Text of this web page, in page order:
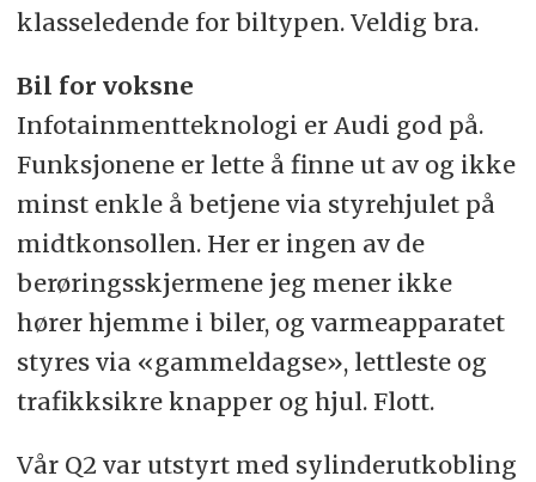
klasseledende for biltypen. Veldig bra.
Bil for voksne
Infotainmentteknologi er Audi god på.
Funksjonene er lette å finne ut av og ikke
minst enkle å betjene via styrehjulet på
midtkonsollen. Her er ingen av de
berøringsskjermene jeg mener ikke
hører hjemme i biler, og varmeapparatet
styres via «gammeldagse», lettleste og
trafikksikre knapper og hjul. Flott.
Vår Q2 var utstyrt med sylinderutkobling